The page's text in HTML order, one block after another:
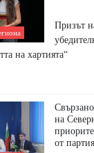
Призът
на хартията“
на
от